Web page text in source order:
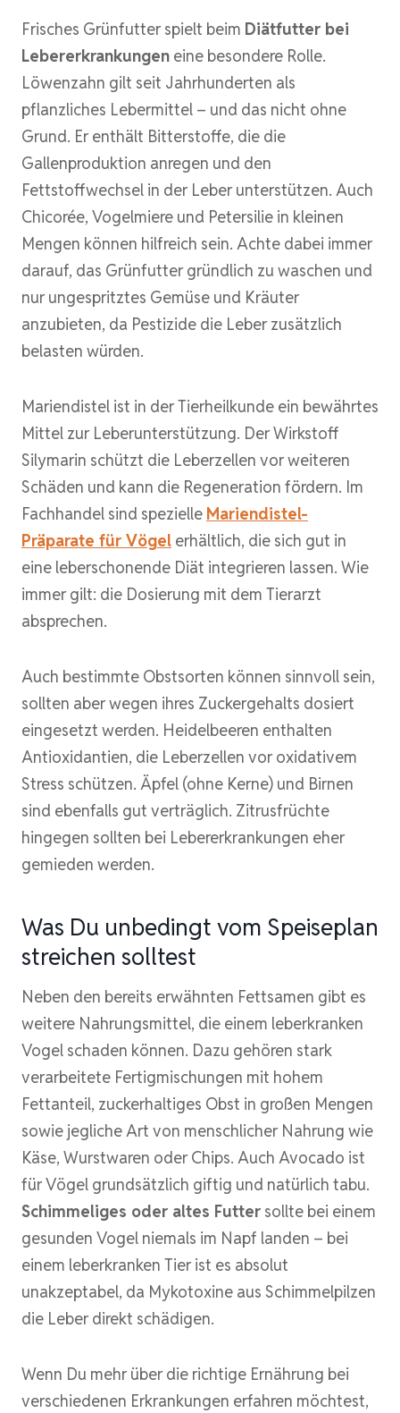
Frisches Grünfutter spielt beim Diätfutter bei
Lebererkrankungen eine besondere Rolle.
Löwenzahn gilt seit Jahrhunderten als
pflanzliches Lebermittel – und das nicht ohne
Grund. Er enthält Bitterstoffe, die die
Gallenproduktion anregen und den
Fettstoffwechsel in der Leber unterstützen. Auch
Chicorée, Vogelmiere und Petersilie in kleinen
Mengen können hilfreich sein. Achte dabei immer
darauf, das Grünfutter gründlich zu waschen und
nur ungespritztes Gemüse und Kräuter
anzubieten, da Pestizide die Leber zusätzlich
belasten würden.
Mariendistel ist in der Tierheilkunde ein bewährtes
Mittel zur Leberunterstützung. Der Wirkstoff
Silymarin schützt die Leberzellen vor weiteren
Schäden und kann die Regeneration fördern. Im
Fachhandel sind spezielle Mariendistel-
Präparate für Vögel erhältlich, die sich gut in
eine leberschonende Diät integrieren lassen. Wie
immer gilt: die Dosierung mit dem Tierarzt
absprechen.
Auch bestimmte Obstsorten können sinnvoll sein,
sollten aber wegen ihres Zuckergehalts dosiert
eingesetzt werden. Heidelbeeren enthalten
Antioxidantien, die Leberzellen vor oxidativem
Stress schützen. Äpfel (ohne Kerne) und Birnen
sind ebenfalls gut verträglich. Zitrusfrüchte
hingegen sollten bei Lebererkrankungen eher
gemieden werden.
Was Du unbedingt vom Speiseplan
streichen solltest
Neben den bereits erwähnten Fettsamen gibt es
weitere Nahrungsmittel, die einem leberkranken
Vogel schaden können. Dazu gehören stark
verarbeitete Fertigmischungen mit hohem
Fettanteil, zuckerhaltiges Obst in großen Mengen
sowie jegliche Art von menschlicher Nahrung wie
Käse, Wurstwaren oder Chips. Auch Avocado ist
für Vögel grundsätzlich giftig und natürlich tabu.
Schimmeliges oder altes Futter sollte bei einem
gesunden Vogel niemals im Napf landen – bei
einem leberkranken Tier ist es absolut
unakzeptabel, da Mykotoxine aus Schimmelpilzen
die Leber direkt schädigen.
Wenn Du mehr über die richtige Ernährung bei
verschiedenen Erkrankungen erfahren möchtest,